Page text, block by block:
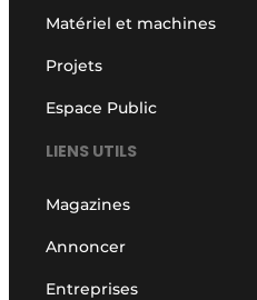
Matériel et machines
Projets
Espace Public
LIENS UTILS
Magazines
Annoncer
Entreprises